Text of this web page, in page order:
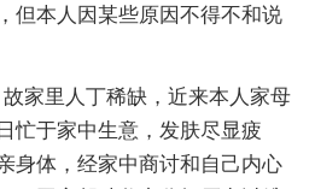
但本人因某些原因不得不和说
家里人丁稀缺，近来本人家母
忙于家中生意，发肤尽显疲
身体，经家中商讨和自己内心